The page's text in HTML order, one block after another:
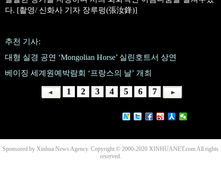
다. [촬영/ 신화사 기자 장루펑(張汝鋒)]
추천 기사:
대형 실경 공연 ‘Mongolian Horse’ 실린호트서 상연
베이징 세계원예박람회 ‘프랑스의 날’ 개최
1 2 3 4 5 6 7